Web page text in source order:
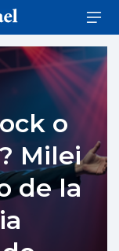
o
Milei
de la